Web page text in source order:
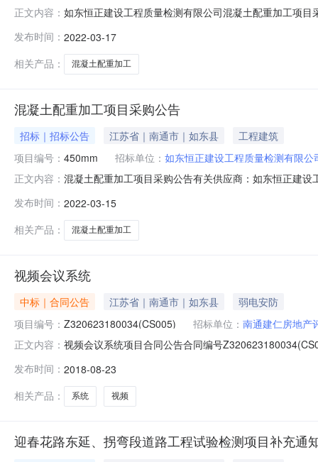
正文内容： 如东恒正建设工程质量检测有限公司混凝土配重加工项
预制桩450mm*450mm*8000mm，总计300块。具体内
定。2、未被列入失信被执行人、政
发布时间： 2022-03-17
相关产品：
混凝土配重加工
混凝土配重加工项目采购公告
招标｜招标公告 江苏省｜南通市｜如东县
工程建筑
项目编号： 450mm 招标单位： 如东恒正建设工程质量检测有限公
正文内容： 混凝土配重加工项目采购公告有关供应商：如东恒正建
总计300块。具体内容详见项目需求。五、投标人资格要
采购严重失信行为记录名单。3、
发布时间： 2022-03-15
相关产品：
混凝土配重加工
视频会议系统
中标｜合同公告 江苏省｜南通市｜如东县
弱电安防
项目编号： Z320623180034(CS005) 招标单位： 南通建仁房地产
正文内容： 视频会议系统项目合同公告合同编号
发布时间： 2018-08-23
相关产品：
系统 视频
迎春花路东延、拐弯段道路工程试验检测项目补充通